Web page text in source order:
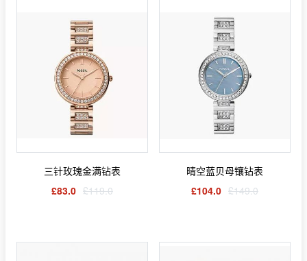
三针玫瑰金满钻表
£83.0 £119.0
晴空蓝贝母镶钻表
£104.0 £149.0